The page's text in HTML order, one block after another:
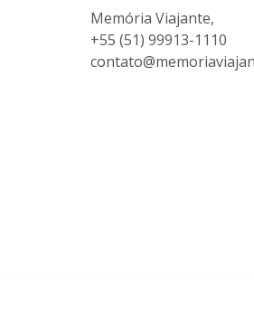
Memória Viajante,
+55 (51) 99913-1110